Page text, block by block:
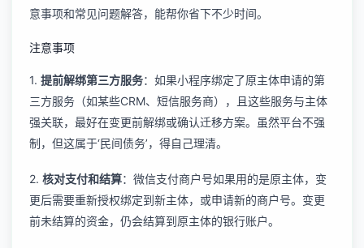
意事项和常见问题解答，能帮你省下不少时间。
注意事项
1. 提前解绑第三方服务：如果小程序绑定了原主体申请的第
三方服务（如某些CRM、短信服务商），且这些服务与主体
强关联，最好在变更前解绑或确认迁移方案。虽然平台不强
制，但这属于‘民间债务’，得自己理清。
2. 核对支付和结算：微信支付商户号如果用的是原主体，变
更后需要重新授权绑定到新主体，或申请新的商户号。变更
前未结算的资金，仍会结算到原主体的银行账户。